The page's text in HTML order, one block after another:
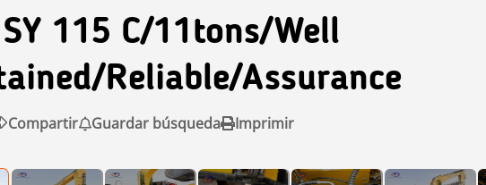
SY 115 C/11tons/Well
Reliable/assurance
Compartir Guardar búsqueda Imprimir